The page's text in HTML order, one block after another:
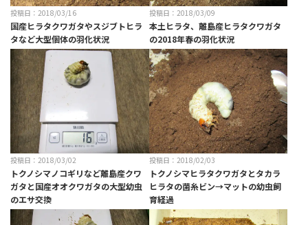
投稿日：2018/03/16
国産ヒラタクワガタやスジブトヒラ
タなど大型個体の羽化状況
投稿日：2018/03/09
本土ヒラタ、離島産ヒラタクワガタ
の2018年春の羽化状況
投稿日：2018/03/02
トクノシマノコギリなど離島産クワ
ガタと国産オオクワガタの大型幼虫
のエサ交換
投稿日：2018/02/03
トクノシマヒラタクワガタとタカラ
ヒラタの菌糸ビン→マットの幼虫飼
育経過